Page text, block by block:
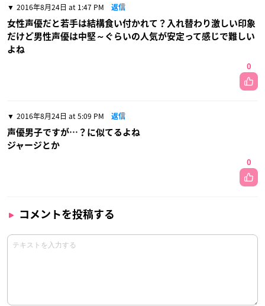
2016年8月24日 at 1:47 PM 返信
女性声優だと若手は結構食い付かれて？入れ替わり激しい印象
だけど男性声優は中堅～ぐらいの人気が安定って感じで難しい
よね
0
2016年8月24日 at 5:09 PM 返信
声優男子ですが…？に似てるよね
ジャージとか
0
コメントを投稿する